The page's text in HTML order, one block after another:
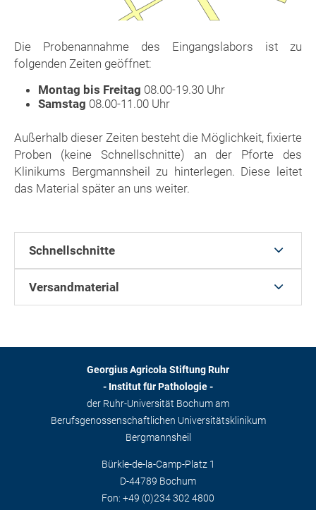
Die Probenannahme des Eingangslabors ist zu
folgenden Zeiten geöffnet:
Montag bis Freitag 08.00-19.30 Uhr
Samstag 08.00-11.00 Uhr
Außerhalb dieser Zeiten besteht die Möglichkeit, fixierte
Proben (keine Schnellschnitte) an der Pforte des
Klinikums Bergmannsheil zu hinterlegen. Diese leitet
das Material später an uns weiter.
Schnellschnitte
Versandmaterial
Georgius Agricola Stiftung Ruhr
- Institut für Pathologie -
der Ruhr-Universität Bochum am
Berufsgenossenschaftlichen Universitätsklinikum
Bergmannsheil
Bürkle-de-la-Camp-Platz 1
D-44789 Bochum
Fon: +49 (0)234 302 4800